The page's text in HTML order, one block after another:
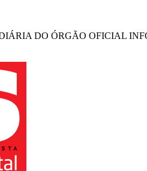
DO ÓRGÃO OFICIAL